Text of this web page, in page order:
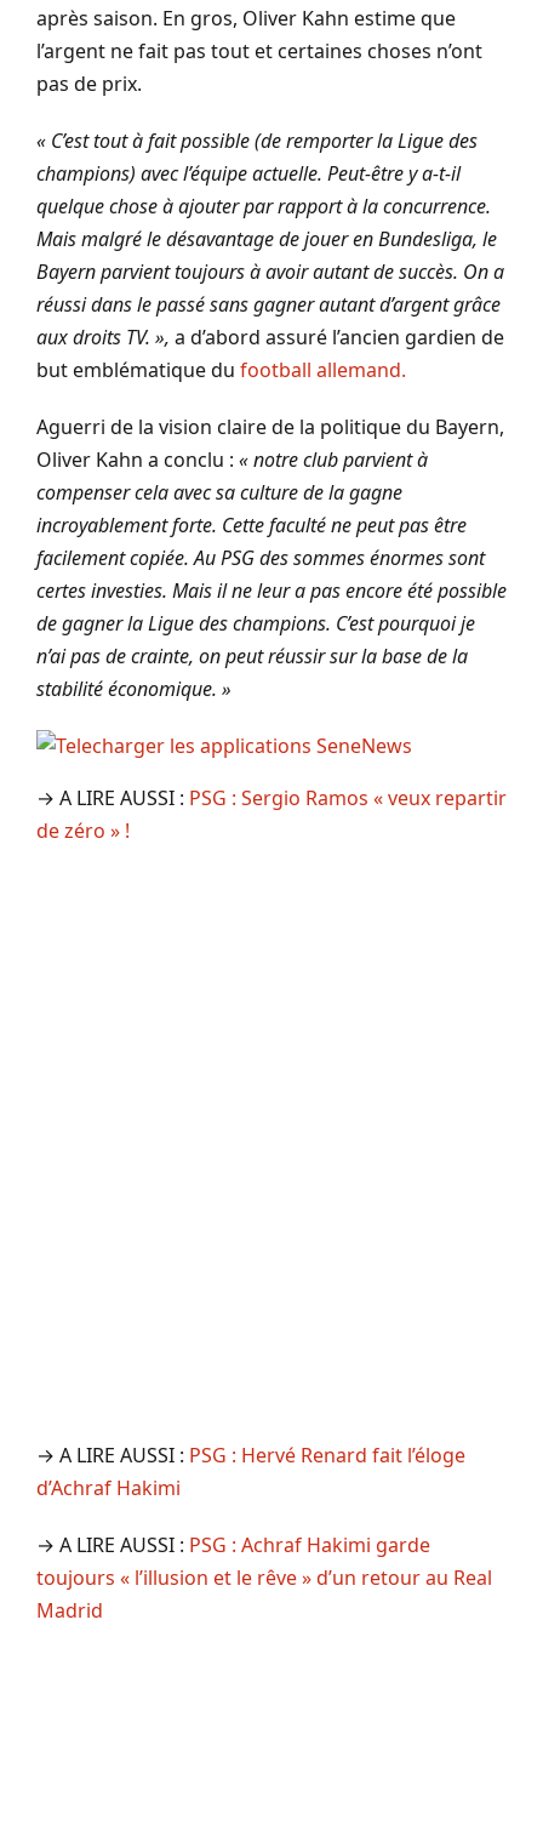
après saison. En gros, Oliver Kahn estime que
l’argent ne fait pas tout et certaines choses n’ont
pas de prix.
« C’est tout à fait possible (de remporter la Ligue des
champions) avec l’équipe actuelle. Peut-être y a-t-il
quelque chose à ajouter par rapport à la concurrence.
Mais malgré le désavantage de jouer en Bundesliga, le
Bayern parvient toujours à avoir autant de succès. On a
réussi dans le passé sans gagner autant d’argent grâce
aux droits TV. », a d’abord assuré l’ancien gardien de
but emblématique du football allemand.
Aguerri de la vision claire de la politique du Bayern,
Oliver Kahn a conclu : « notre club parvient à
compenser cela avec sa culture de la gagne
incroyablement forte. Cette faculté ne peut pas être
facilement copiée. Au PSG des sommes énormes sont
certes investies. Mais il ne leur a pas encore été possible
de gagner la Ligue des champions. C’est pourquoi je
n’ai pas de crainte, on peut réussir sur la base de la
stabilité économique. »
→ A LIRE AUSSI : PSG : Sergio Ramos « veux repartir
de zéro » !
→ A LIRE AUSSI : PSG : Hervé Renard fait l’éloge
d’Achraf Hakimi
→ A LIRE AUSSI : PSG : Achraf Hakimi garde
toujours « l’illusion et le rêve » d’un retour au Real
Madrid